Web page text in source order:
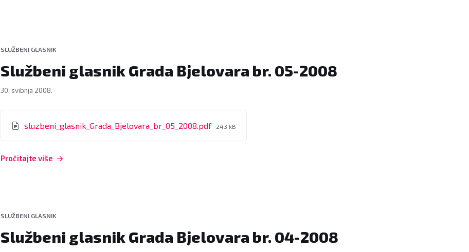
SLUŽBENI GLASNIK
Službeni glasnik Grada Bjelovara br. 05-2008
30. svibnja 2008.
sluzbeni_glasnik_Grada_Bjelovara_br_05_2008.pdf File
243 kB
Pročitajte više
SLUŽBENI GLASNIK
Službeni glasnik Grada Bjelovara br. 04-2008